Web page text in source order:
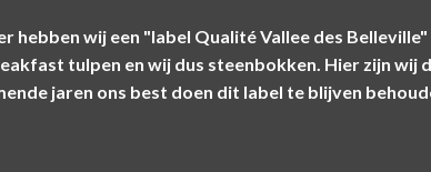
hebben wij een "label Qualité Vallee des
tulpen en wij dus steenbokken. Hier zijn
jaren ons best doen dit label te blijven